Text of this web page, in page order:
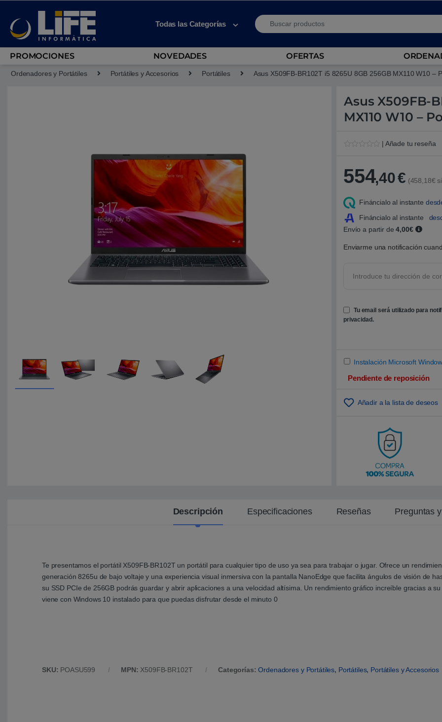
Todas las Categorías
Search for:
PROMOCIONES NOVEDADES OFERTAS
Ordenadores y Portátiles Portátiles y Accesorios Portátiles Asus X509FB-BR102T i5 8265U 8GB 256GB MX110 W10 –
Asus X509FB-
MX110 W10 –
l
o
r
o
5
0
0
o
b
d
o
e
u
d
| Añade tu reseña
554,40€ (458,18€
Fináncialo al instante
Fináncialo al instante
Envío a partir de4,00€
Enviarme una notificación
Tu email será utilizado para
privacidad.
Instalación Microsoft
Pendiente de reposición
Añadir a la lista de deseos
Descripción Especificaciones Reseñas Preguntas
Te presentamos el portátil X509FB-BR102T un portátil para cualquier tipo de uso ya sea para trabajar o jugar. Ofrece un
generación 8265u de bajo voltaje y una experiencia visual inmersiva con la pantalla NanoEdge que facilita ángulos de visión de
su SSD PCIe de 256GB podrás guardar y abrir aplicaciones a una velocidad altísima. Un rendimiento gráfico increíble gracias a
viene con Windows 10 instalado para que puedas disfrutar desde el minuto 0
SKU: POASU599 MPN: X509FB-BR102T Categorías:Ordenadores y Portátiles, Portátiles, Portátiles y Accesorios